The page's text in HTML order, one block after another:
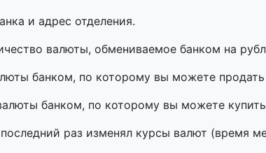
и адрес отделения.
валюты, обмениваемое банком на
банком, по которому вы можете продать
банком, по которому вы можете
раз изменял курсы валют (время